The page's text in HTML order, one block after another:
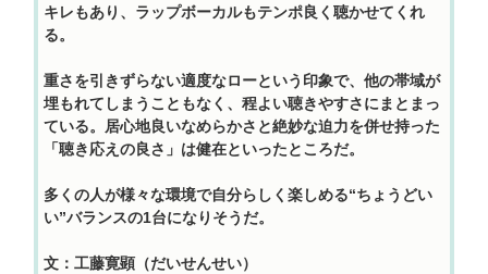
キレもあり、ラップボーカルもテンポ良く聴かせてくれ
る。
重さを引きずらない適度なローという印象で、他の帯域が
埋もれてしまうこともなく、程よい聴きやすさにまとまっ
ている。居心地良いなめらかさと絶妙な迫力を併せ持った
「聴き応えの良さ」は健在といったところだ。
多くの人が様々な環境で自分らしく楽しめる“ちょうどい
い”バランスの1台になりそうだ。
文：工藤寛顕（だいせんせい）